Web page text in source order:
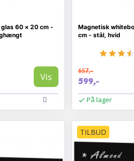
60 × 20 cm -
Vis
Magnetisk
cm - stål, hvid
657,-
599,-
På lager
TILBUD